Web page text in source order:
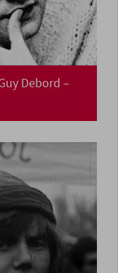
Debord –